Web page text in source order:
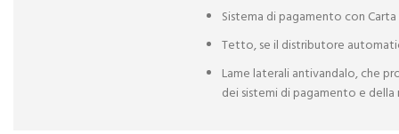
Sistema di pagamento con
Tetto, se il distributore
Lame laterali antivandalo, che
dei sistemi di pagamento e della